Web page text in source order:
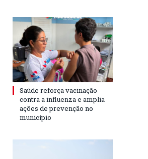
Saúde reforça vacinação
contra a influenza e amplia
ações de prevenção no
município